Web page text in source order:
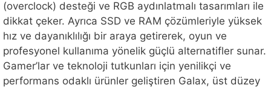
(overclock) desteği ve RGB aydınlatmalı tasarımları ile
dikkat çeker. Ayrıca SSD ve RAM çözümleriyle yüksek
hız ve dayanıklılığı bir araya getirerek, oyun ve
profesyonel kullanıma yönelik güçlü alternatifler sunar.
Gamer’lar ve teknoloji tutkunları için yenilikçi ve
performans odaklı ürünler geliştiren Galax, üst düzey